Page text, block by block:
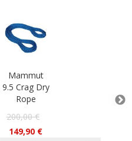
Mammut
9.5 Crag Dry
Rope
200,00 €
149,90 €